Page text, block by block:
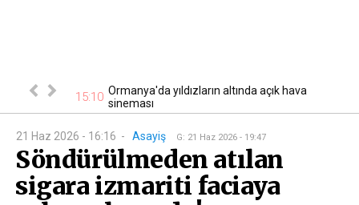
15:10 Ormanya'da yıldızların altında açık hava
sineması
21 Haz 2026 - 16:16 - Asayiş G: 21 Haz 2026 - 19:47
Söndürülmeden atılan
sigara izmariti faciaya